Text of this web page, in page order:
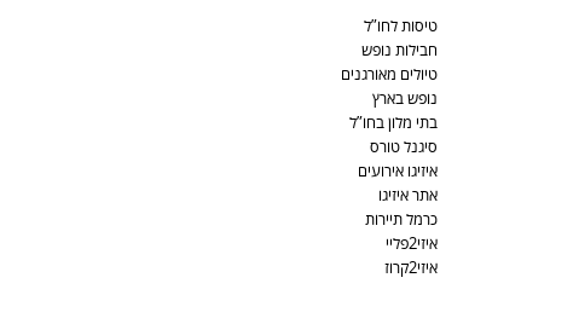
טיסות לחו”ל
חבילות נופש
טיולים מאורגנים
נופש בארץ
בתי מלון בחו”ל
סיגנל טורס
איזיגו אירועים
אתר איזיגו
כרמל תיירות
איזי2פליי
איזי2קרוז